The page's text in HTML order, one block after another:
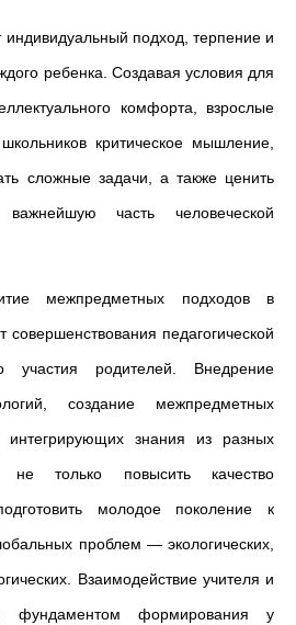
подход, терпение и
ребенка. Создавая условия для
комфорта, взрослые
критическое мышление,
сложные задачи, а также ценить
часть человеческой
межпредметных подходов в
совершенствования педагогической
участия родителей. Внедрение
создание межпредметных
знания из разных
не только повысить качество
молодое поколение к
проблем — экологических,
Взаимодействие учителя и
фундаментом формирования у